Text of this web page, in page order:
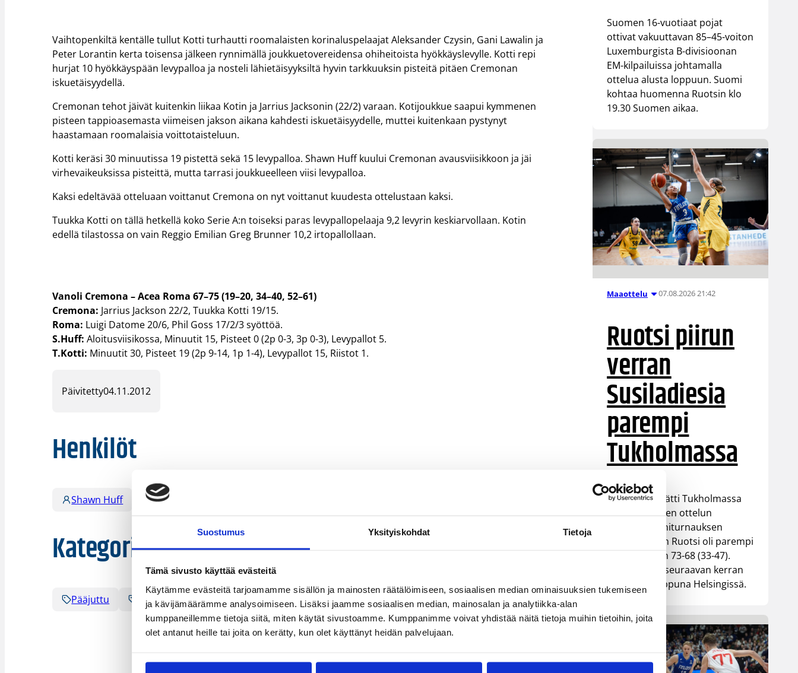
Suostumus Yksityiskohdat Tietoja
Tämä sivusto käyttää evästeitä
Käytämme evästeitä tarjoamamme sisällön ja mainosten räätälöimiseen, sosiaalisen median ominaisuuksien tukemiseen
ja kävijämäärämme analysoimiseen. Lisäksi jaamme sosiaalisen median, mainosalan ja analytiikka-alan
kumppaneillemme tietoja siitä, miten käytät sivustoamme. Kumppanimme voivat yhdistää näitä tietoja muihin tietoihin, joita
olet antanut heille tai joita on kerätty, kun olet käyttänyt heidän palvelujaan.
Vaihtopenkiltä kentälle tullut Kotti turhautti roomalaisten korinaluspelaajat Aleksander Czysin, Gani Lawalin ja
Peter Lorantin kerta toisensa jälkeen rynnimällä joukkuetovereidensa ohiheitoista hyökkäyslevylle. Kotti repi
hurjat 10 hyökkäyspään levypalloa ja nosteli lähietäisyyksiltä hyvin tarkkuuksin pisteitä pitäen Cremonan
iskuetäisyydellä.
Cremonan tehot jäivät kuitenkin liikaa Kotin ja Jarrius Jacksonin (22/2) varaan. Kotijoukkue saapui kymmenen
pisteen tappioasemasta viimeisen jakson aikana kahdesti iskuetäisyydelle, muttei kuitenkaan pystynyt
haastamaan roomalaisia voittotaisteluun.
Kotti keräsi 30 minuutissa 19 pistettä sekä 15 levypalloa. Shawn Huff kuului Cremonan avausviisikkoon ja jäi
virhevaikeuksissa pisteittä, mutta tarrasi joukkueelleen viisi levypalloa.
Kaksi edeltävää otteluaan voittanut Cremona on nyt voittanut kuudesta ottelustaan kaksi.
Tuukka Kotti on tällä hetkellä koko Serie A:n toiseksi paras levypallopelaaja 9,2 levyrin keskiarvollaan. Kotin
edellä tilastossa on vain Reggio Emilian Greg Brunner 10,2 irtopallollaan.
Vanoli Cremona – Acea Roma 67–75 (19–20, 34–40, 52–61)
Cremona: Jarrius Jackson 22/2, Tuukka Kotti 19/15.
Roma: Luigi Datome 20/6, Phil Goss 17/2/3 syöttöä.
S.Huff: Aloitusviisikossa, Minuutit 15, Pisteet 0 (2p 0-3, 3p 0-3), Levypallot 5.
T.Kotti: Minuutit 30, Pisteet 19 (2p 9-14, 1p 1-4), Levypallot 15, Riistot 1.
Päivitetty04.11.2012
Henkilöt
Shawn Huff Tuukka Kotti
Kategoriat
Pääjuttu Suomalaiset ulkomailla
Suomen 16-vuotiaat pojat
ottivat vakuuttavan 85–45-voiton
Luxemburgista B-divisioonan
EM-kilpailuissa johtamalla
ottelua alusta loppuun. Suomi
kohtaa huomenna Ruotsin klo
19.30 Suomen aikaa.
Maaottelu 07.08.2026 21:42
Ruotsi piirun
verran
Susiladiesia
parempi
Tukholmassa
Susiladies päätti Tukholmassa
pelatun kahden ottelun
mittaisen miniturnauksen
tappioon, kun Ruotsi oli parempi
loppulukemin 73-68 (33-47).
Suomi pelaa seuraavan kerran
ensi viikonloppuna Helsingissä.